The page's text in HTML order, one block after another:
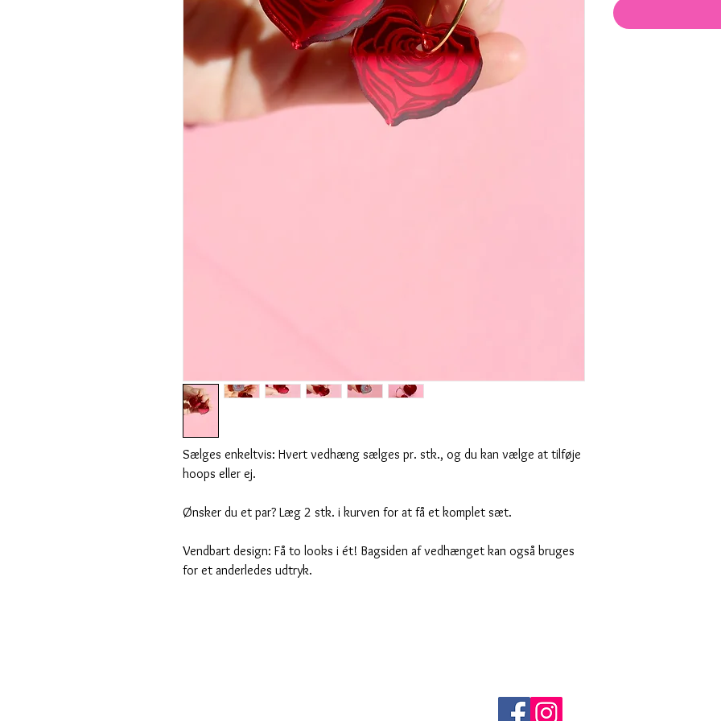
Sælges enkeltvis: Hvert vedhæng sælges pr. stk., og du kan vælge at tilføje
hoops eller ej.
Ønsker du et par? Læg 2 stk. i kurven for at få et komplet sæt.
Vendbart design: Få to looks i ét! Bagsiden af vedhænget kan også bruges
for et anderledes udtryk.